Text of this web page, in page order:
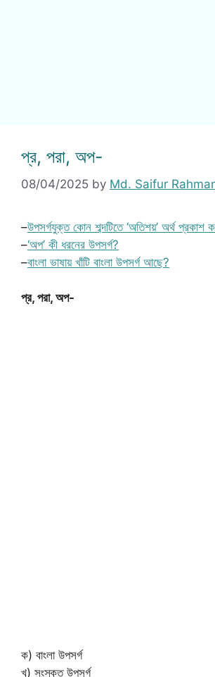
প্র, পরা, অপ-
08/04/2025 by Md. Saifur
–উপসর্গযুক্ত কোন শব্দটিতে ‘অতিশয়’ অর্থ প্রকাশ
–‘অপ’ কী ধরনের উপসর্গ?
–বাংলা ভাষায় খাঁটি বাংলা উপসর্গ আছে?
প্র, পরা, অপ-
ক) বাংলা উপসর্গ
খ) সংস্কৃত উপসর্গ